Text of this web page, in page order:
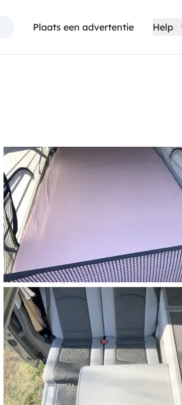
Plaats een advertentie Help